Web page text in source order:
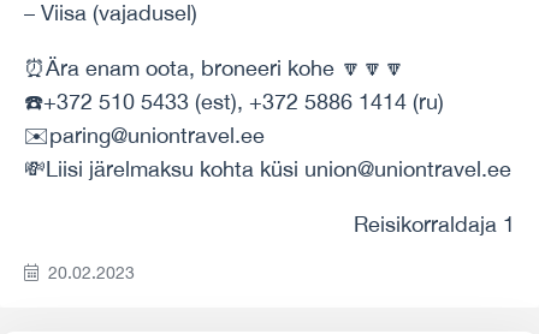
– Viisa (vajadusel)
⏰Ära enam oota, broneeri kohe 🔽🔽🔽
☎️+372 510 5433 (est), +372 5886 1414 (ru)
✉️paring@uniontravel.ee
💸Liisi järelmaksu kohta küsi union@uniontravel.ee
Reisikorraldaja 1
20.02.2023